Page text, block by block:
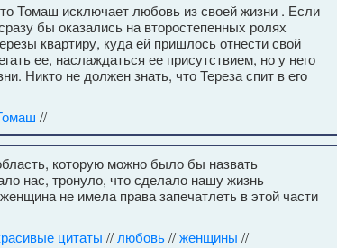
Томаш исключает любовь из своей жизни . Если
бы оказались на второстепенных ролях
квартиру, куда ей пришлось отнести свой
ее, наслаждаться ее присутствием, но у него
Никто не должен знать, что Тереза спит в его
//
которую можно было бы назвать
нас, тронуло, что сделало нашу жизнь
не имела права запечатлеть в этой части
цитаты // любовь//женщины //